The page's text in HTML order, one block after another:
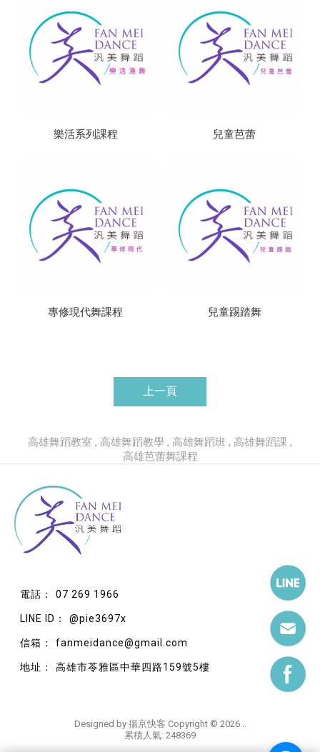
樂活系列課程 兒童芭蕾
專修現代舞課程 兒童踢踏舞
上一頁
高雄舞蹈教室 高雄舞蹈教學 高雄舞蹈班
高雄舞蹈課
高雄芭蕾舞課程
07 269 1966
@pie3697x
fanmeidance@gmail.com
高雄市苓雅區中華四路159號5樓
Designed by 揚京快客 Copyright © 2026
累積人氣: 248369